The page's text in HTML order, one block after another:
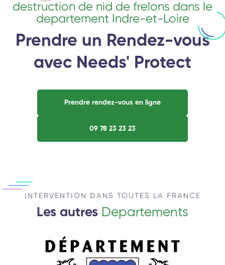
destruction de nid de frelons dans le
departement Indre-et-Loire
Prendre un Rendez-vous
avec Needs' Protect
Prendre rendez-vous en ligne
09 78 23 23 23
INTERVENTION DANS TOUTES LA FRANCE
Les autres Departements